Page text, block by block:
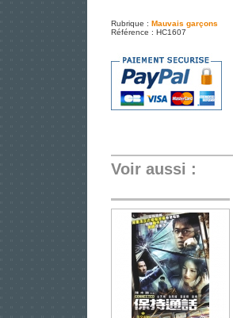
Rubrique : Mauvais garçons
Référence : HC1607
Voir aussi :